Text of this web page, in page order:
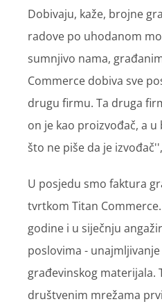
Dobivaju, kaže, brojne
radove po uhodanom
sumnjivo nama,
Commerce dobiva sve
drugu firmu. Ta druga
on je kao proizvođač, a
što ne piše da je
U posjedu smo faktura
tvrtkom Titan
godine i u siječnju
poslovima -
građevinskog materijala.
društvenim mrežama